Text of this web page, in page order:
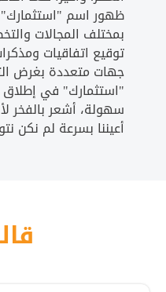
ظهور اسم
بمختلف المجالات
توقيع اتفاقيات
جهات متعددة بغرض
"استثمارك" في
سهولة، أشعر بالفخر
أعيننا بسرعة لم نكن